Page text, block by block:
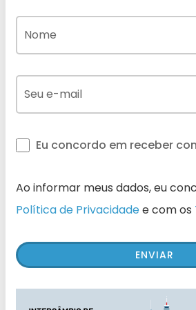
Eu concordo em receber
Ao informar meus dados, eu
Política de Privacidadee com os